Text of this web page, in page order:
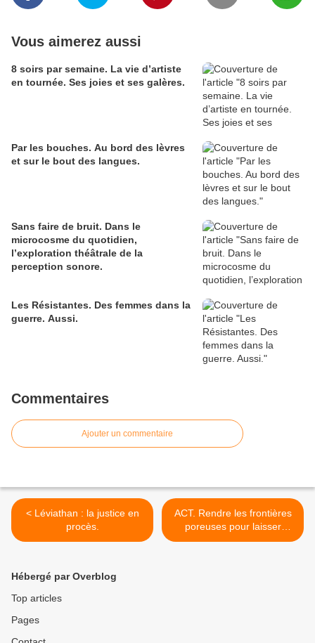
Vous aimerez aussi
8 soirs par semaine. La vie d’artiste
en tournée. Ses joies et ses galères.
Par les bouches. Au bord des lèvres
et sur le bout des langues.
Sans faire de bruit. Dans le
microcosme du quotidien,
l’exploration théâtrale de la
perception sonore.
Les Résistantes. Des femmes dans la
guerre. Aussi.
Commentaires
Ajouter un commentaire
< Léviathan : la justice en
procès.
ACT. Rendre les frontières
poreuses pour laisser
passer l’art. >
Hébergé par Overblog
Top articles
Pages